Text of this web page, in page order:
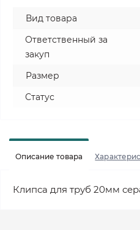
Вид товара
Ответственный за
закуп
Размер
Статус
Описание товара
Клипса для труб 20мм